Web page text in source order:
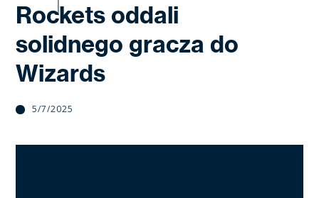
Rockets oddali
solidnego gracza do
Wizards
5/7/2025